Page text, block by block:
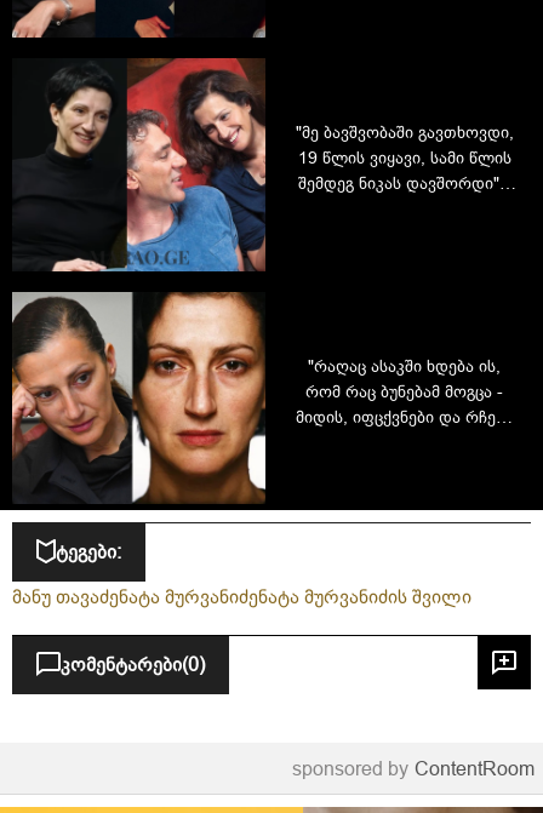
"მე ბავშვობაში გავთხოვდი,
19 წლის ვიყავი, სამი წლის
შემდეგ ნიკას დავშორდი" -
"რაღაც ასაკში ხდება ის,
რომ რაც ბუნებამ მოგცა -
მიდის, იფცქვნები და რჩები
ტეგები:
მანუ თავაძენატა მურვანიძენატა მურვანიძის შვილი
კომენტარები(0)
sponsored by ContentRoom